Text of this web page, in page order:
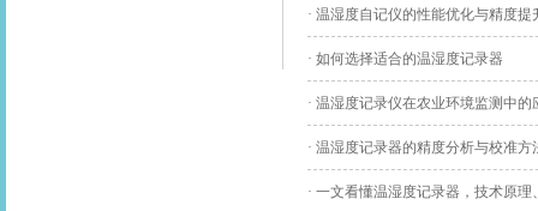
· 温湿度自记仪的性能优化与精度提
· 如何选择适合的温湿度记录器
· 温湿度记录仪在农业环境监测中的
· 温湿度记录器的精度分析与校准方
· 一文看懂温湿度记录器，技术原